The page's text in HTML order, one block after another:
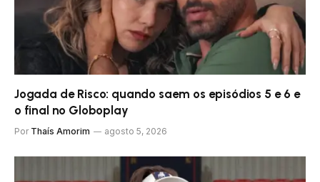
Jogada de Risco: quando saem os episódios 5 e 6 e
o final no Globoplay
Por Thaís Amorim agosto 5, 2026